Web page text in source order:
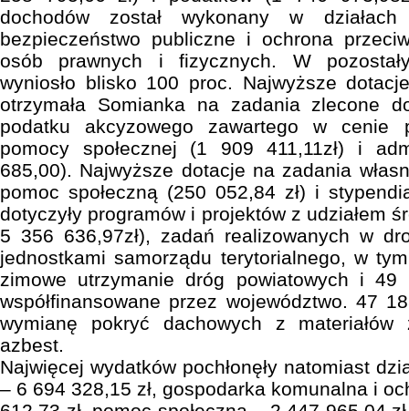
dochodów został wykonany w
bezpieczeństwo publiczne i ochrona
osób prawnych i fizycznych. W
wyniosło blisko 100 proc. Najwyższe
otrzymała Somianka na zadania zlecone
podatku akcyzowego zawartego w cenie
pomocy społecznej (1 909 411,11zł) i
685,00). Najwyższe dotacje na zadania
pomoc społeczną (250 052,84 zł) i
dotyczyły programów i projektów z udziałem
5 356 636,97zł), zadań realizowanych w
jednostkami samorządu terytorialnego, w
zimowe utrzymanie dróg powiatowych i 49
współfinansowane przez województwo. 47
wymianę pokryć dachowych z materiałów
azbest.
Najwięcej wydatków pochłonęły natomiast
– 6 694 328,15 zł, gospodarka komunalna i